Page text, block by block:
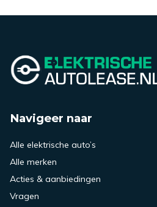
Navigeer naar
Alle elektrische auto’s
Alle merken
Acties & aanbiedingen
Vragen